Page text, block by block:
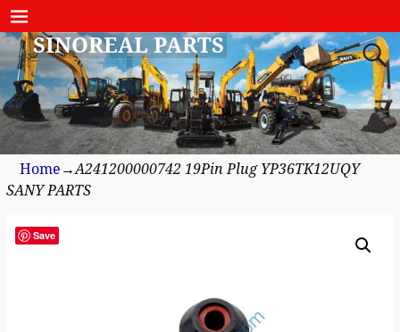
SINOREAL PARTS
Home →A241200000742 19Pin Plug YP36TK12UQY
SANY PARTS
Save